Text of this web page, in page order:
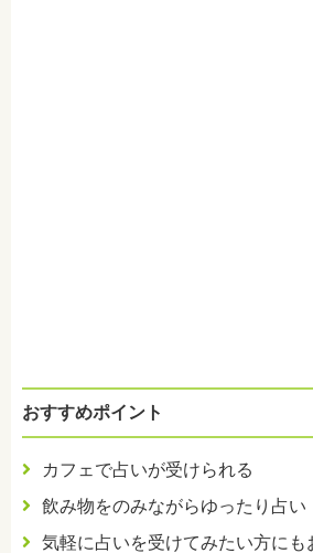
おすすめポイント
カフェで占いが受けられる
飲み物をのみながらゆったり占い
気軽に占いを受けてみたい方にも